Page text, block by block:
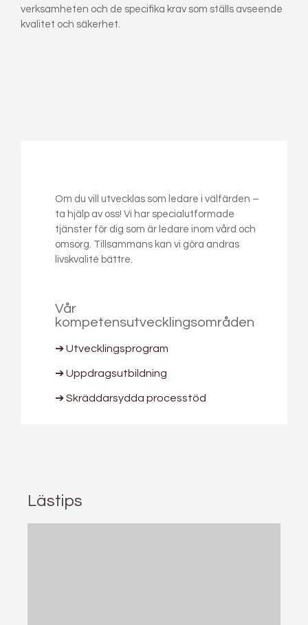
verksamheten och de specifika krav som ställs avseende
kvalitet och säkerhet.
Om du vill utvecklas som ledare i välfärden –
ta hjälp av oss! Vi har specialutformade
tjänster för dig som är ledare inom vård och
omsorg. Tillsammans kan vi göra andras
livskvalité bättre.
Vår
kompetensutvecklingsområden
➔ Utvecklingsprogram
➔ Uppdragsutbildning
➔ Skräddarsydda processtöd
Lästips